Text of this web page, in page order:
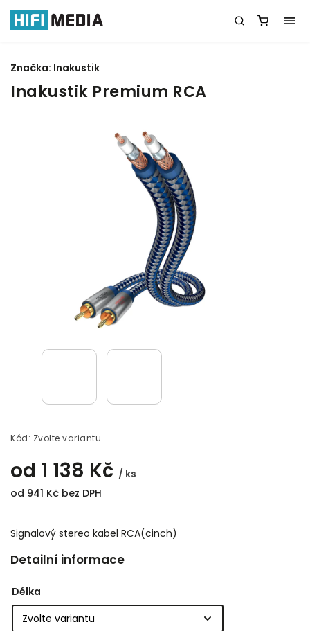
Inakustik Premium RCA
Kód: Zvolte variantu
od 1 138 Kč / ks
od 941 Kč bez DPH
Signalový stereo kabel RCA(cinch)
Detailní informace
Značka: Inakustik
Délka